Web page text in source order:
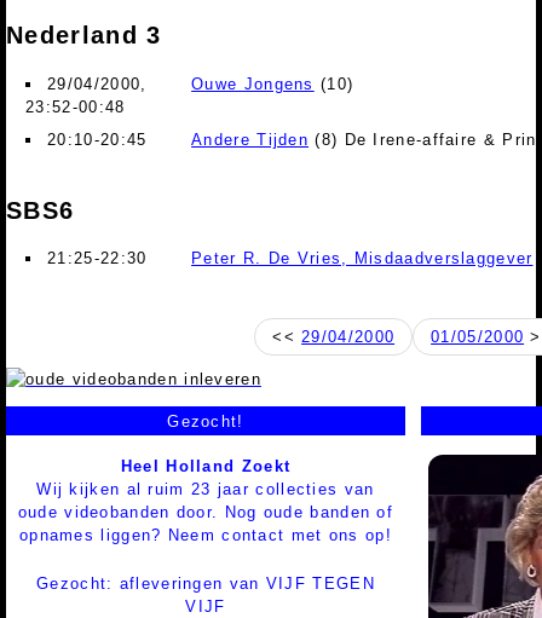
Nederland 3
29/04/2000,
23:52-00:48
Ouwe Jongens (10)
20:10-20:45 Andere Tijden (8) De Irene-affaire &
SBS6
21:25-22:30 Peter R. De Vries, Misdaadverslaggever
<<29/04/2000 01/05/2000
Gezocht!
Heel Holland Zoekt
Wij kijken al ruim 23 jaar collecties van
oude videobanden door. Nog oude banden of
opnames liggen? Neem contact met ons op!
Gezocht: afleveringen van VIJF TEGEN
VIJF